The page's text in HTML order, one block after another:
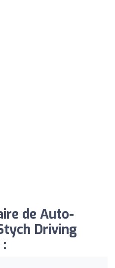
de Auto-
Driving